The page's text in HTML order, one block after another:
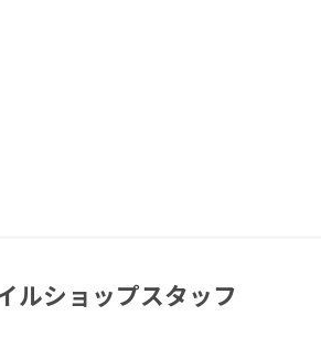
ルショップスタッフ